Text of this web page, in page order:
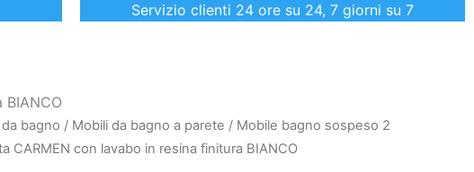
Servizio clienti 24 ore su 24, 7 giorni su 7
bagno / Mobili da bagno a parete / Mobile bagno sospeso 2
CARMEN con lavabo in resina finitura BIANCO